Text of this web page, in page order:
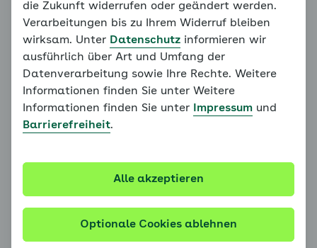
Weiter mit: Wann hilft mir der Coach?
Selbstvertrauen hilft im Umgang mit Stress und
Belastung. Viele Tipps, wie Sie das Selbstvertrauen
Ihres Kindes stärken können, finden Sie in Modul 3!
Dazu eignen sich z. B. die folgenden
Kind an einem ruhigen und entspannten Ort
ausprobieren können.
die Zukunft widerrufen oder geändert werden.
Verarbeitungen bis zu Ihrem Widerruf bleiben
wirksam. Unter Datenschutz informieren wir
ausführlich über Art und Umfang der
Datenverarbeitung sowie Ihre Rechte. Weitere
Informationen finden Sie unter Weitere
Informationen finden Sie unter
Impressum und
Barrierefreiheit.
Optionale Cookies ablehnen
Alle akzeptieren